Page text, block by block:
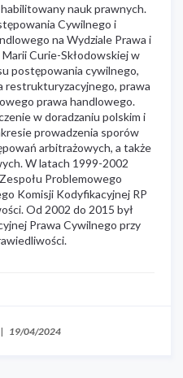
nauk prawnych.
Cywilnego i
na Wydziale Prawa i
Curie-Skłodowskiej w
postępowania cywilnego,
restrukturyzacyjnego, prawa
prawa handlowego.
w doradzaniu polskim i
prowadzenia sporów
arbitrażowych, a także
W latach 1999-2002
Problemowego
Komisji Kodyfikacyjnej RP
Od 2002 do 2015 był
Prawa Cywilnego przy
| 19/04/2024